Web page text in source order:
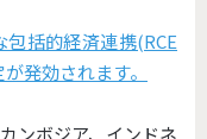
包括的経済連携(RCE
発効されます。
ンボジア、インドネ